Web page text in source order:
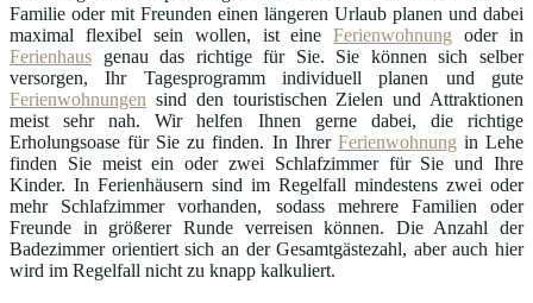
Familie oder mit Freunden einen längeren Urlaub planen und dabei
maximal flexibel sein wollen, ist eineFerienwohnung oder in
Ferienhaus genau das richtige für Sie. Sie können sich selber
versorgen, Ihr Tagesprogramm individuell planen und gute
Ferienwohnungen sind den touristischen Zielen und Attraktionen
meist sehr nah. Wir helfen Ihnen gerne dabei, die richtige
Erholungsoase für Sie zu finden. In Ihrer Ferienwohnung in Lehe
finden Sie meist ein oder zwei Schlafzimmer für Sie und Ihre
Kinder. In Ferienhäusern sind im Regelfall mindestens zwei oder
mehr Schlafzimmer vorhanden, sodass mehrere Familien oder
Freunde in größerer Runde verreisen können. Die Anzahl der
Badezimmer orientiert sich an der Gesamtgästezahl, aber auch hier
wird im Regelfall nicht zu knapp kalkuliert.